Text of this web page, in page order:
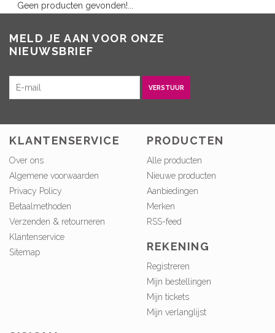
Geen producten gevonden!...
MELD JE AAN VOOR ONZE
NIEUWSBRIEF
VERSTUUR
KLANTENSERVICE
Over ons
Algemene voorwaarden
Privacy Policy
Betaalmethoden
Verzenden & retourneren
Klantenservice
Sitemap
PRODUCTEN
Alle producten
Nieuwe producten
Aanbiedingen
Merken
RSS-feed
REKENING
Registreren
Mijn bestellingen
Mijn tickets
Mijn verlanglijst